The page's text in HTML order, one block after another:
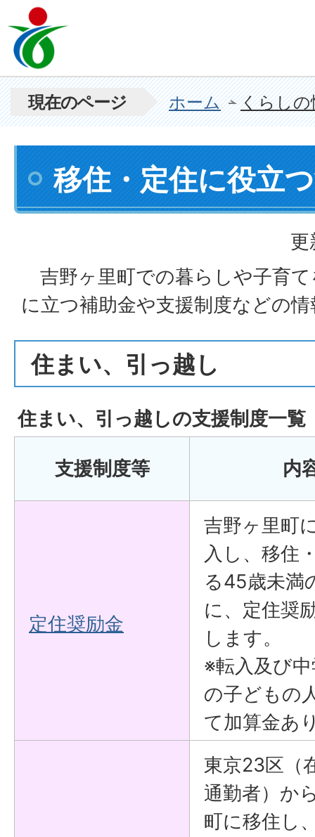
現在のページ ホーム くらしの
移住・定住に役立
更
吉野ヶ里町での暮らしや子育
に立つ補助金や支援制度などの
住まい、引っ越し
住まい、引っ越しの支援制度一覧
支援制度等 内
定住奨励金
吉野ヶ里町
入し、移住
る45歳未満
に、定住奨
します。
※転入及び
の子どもの
て加算金あ
東京23区（
通勤者）か
町に移住し